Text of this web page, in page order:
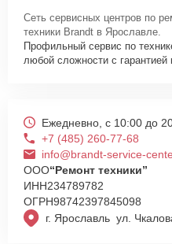
Сеть сервисных центров по
техники Brandt в Ярославле.
Профильный сервис по
любой сложности с гарантией
г. Ярославль ул.
Ежедневно, с 10:00 до
+7 (485) 260-77-68
info@brandt-service-
ООО“Ремонт техники”
ИНН234789782
ОГРН98742397845098